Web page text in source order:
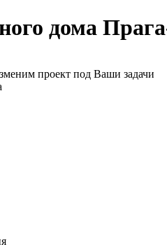
дома
проект под Ваши задачи